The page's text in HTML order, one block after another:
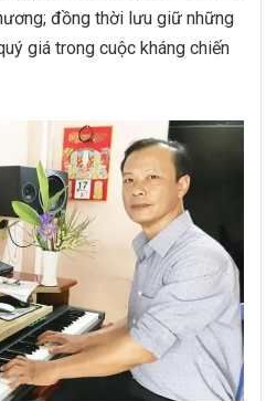
đồng thời lưu giữ những
giá trong cuộc kháng chiến